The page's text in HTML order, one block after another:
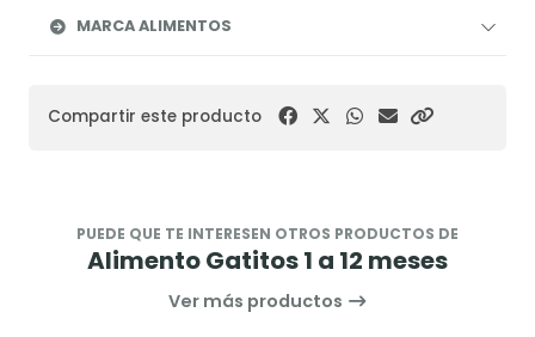
MARCA ALIMENTOS
Compartir este producto
PUEDE QUE TE INTERESEN OTROS PRODUCTOS DE
Alimento Gatitos 1 a 12 meses
Ver más productos